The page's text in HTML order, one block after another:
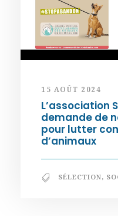
15 AOÛT 2024
L’association
demande de
pour lutter
d’animaux
SÉLECTION,